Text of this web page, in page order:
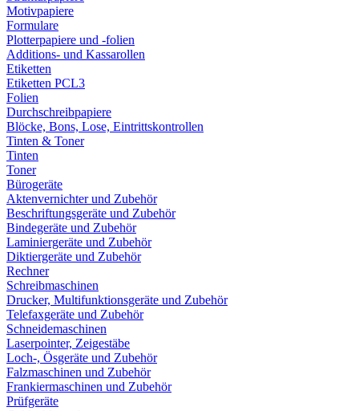
Motivpapiere
Formulare
Plotterpapiere und -folien
Additions- und Kassarollen
Etiketten
Etiketten PCL3
Folien
Durchschreibpapiere
Blöcke, Bons, Lose, Eintrittskontrollen
Tinten & Toner
Tinten
Toner
Bürogeräte
Aktenvernichter und Zubehör
Beschriftungsgeräte und Zubehör
Bindegeräte und Zubehör
Laminiergeräte und Zubehör
Diktiergeräte und Zubehör
Rechner
Schreibmaschinen
Drucker, Multifunktionsgeräte und Zubehör
Telefaxgeräte und Zubehör
Schneidemaschinen
Laserpointer, Zeigestäbe
Loch-, Ösgeräte und Zubehör
Falzmaschinen und Zubehör
Frankiermaschinen und Zubehör
Prüfgeräte